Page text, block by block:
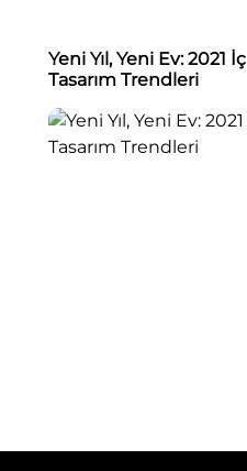
Yeni Yıl, Yeni Ev: 2021 İç
Tasarım Trendleri